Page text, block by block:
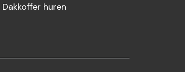
Dakkoffer huren